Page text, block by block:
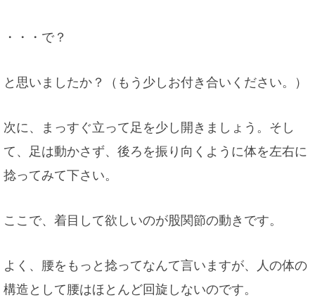
・・・で？
と思いましたか？（もう少しお付き合いください。）
次に、まっすぐ立って足を少し開きましょう。そし
て、足は動かさず、後ろを振り向くように体を左右に
捻ってみて下さい。
ここで、着目して欲しいのが股関節の動きです。
よく、腰をもっと捻ってなんて言いますが、人の体の
構造として腰はほとんど回旋しないのです。